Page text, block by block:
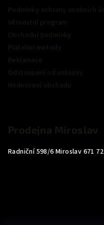
Radniční 598/6 Miroslav 671 72